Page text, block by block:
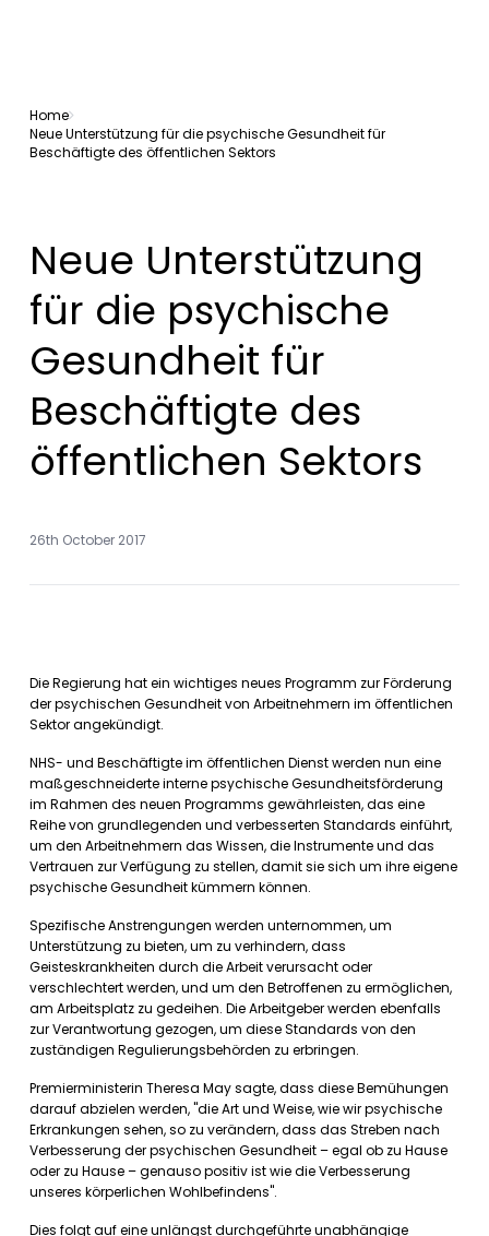
Home
Neue Unterstützung für die psychische Gesundheit für
Beschäftigte des öffentlichen Sektors
Neue Unterstützung
für die psychische
Gesundheit für
Beschäftigte des
öffentlichen Sektors
26th October 2017
Die Regierung hat ein wichtiges neues Programm zur Förderung
der psychischen Gesundheit von Arbeitnehmern im öffentlichen
Sektor angekündigt.
NHS- und Beschäftigte im öffentlichen Dienst werden nun eine
maßgeschneiderte interne psychische Gesundheitsförderung
im Rahmen des neuen Programms gewährleisten, das eine
Reihe von grundlegenden und verbesserten Standards einführt,
um den Arbeitnehmern das Wissen, die Instrumente und das
Vertrauen zur Verfügung zu stellen, damit sie sich um ihre eigene
psychische Gesundheit kümmern können.
Spezifische Anstrengungen werden unternommen, um
Unterstützung zu bieten, um zu verhindern, dass
Geisteskrankheiten durch die Arbeit verursacht oder
verschlechtert werden, und um den Betroffenen zu ermöglichen,
am Arbeitsplatz zu gedeihen. Die Arbeitgeber werden ebenfalls
zur Verantwortung gezogen, um diese Standards von den
zuständigen Regulierungsbehörden zu erbringen.
Premierministerin Theresa May sagte, dass diese Bemühungen
darauf abzielen werden, "die Art und Weise, wie wir psychische
Erkrankungen sehen, so zu verändern, dass das Streben nach
Verbesserung der psychischen Gesundheit – egal ob zu Hause
oder zu Hause – genauso positiv ist wie die Verbesserung
unseres körperlichen Wohlbefindens".
Dies folgt auf eine unlängst durchgeführte unabhängige